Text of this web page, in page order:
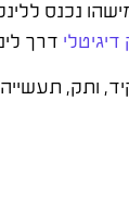
נכנס
דיגיטלי דרך
ותק,